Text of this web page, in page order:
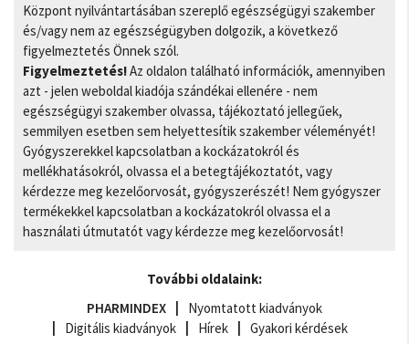
Központ nyilvántartásában szereplő egészségügyi szakember
és/vagy nem az egészségügyben dolgozik, a következő
figyelmeztetés Önnek szól.
Figyelmeztetés!Az oldalon található információk, amennyiben
azt - jelen weboldal kiadója szándékai ellenére - nem
egészségügyi szakember olvassa, tájékoztató jellegűek,
semmilyen esetben sem helyettesítik szakember véleményét!
Gyógyszerekkel kapcsolatban a kockázatokról és
mellékhatásokról, olvassa el a betegtájékoztatót, vagy
kérdezze meg kezelőorvosát, gyógyszerészét! Nem gyógyszer
termékekkel kapcsolatban a kockázatokról olvassa el a
használati útmutatót vagy kérdezze meg kezelőorvosát!
További oldalaink:
PHARMINDEX
Nyomtatott kiadványok
Digitális kiadványok
Hírek Gyakori kérdések